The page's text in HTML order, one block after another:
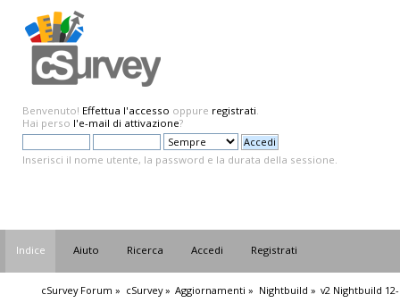
Benvenuto! Effettua l'accesso oppure registrati.
Hai perso l'e-mail di attivazione?
Inserisci il nome utente, la password e la durata della sessione.
Indice Aiuto Ricerca Accedi Registrati
cSurvey Forum » cSurvey» Aggiornamenti » Nightbuild » v2 Nightbuild